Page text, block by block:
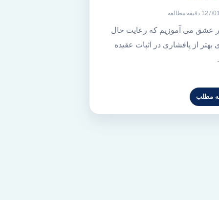
27/ 1 دقیقه مطالعه
عشق می آموزیم که رعایت حال
بهتر از پافشاری در اثبات عقیده
مطلب